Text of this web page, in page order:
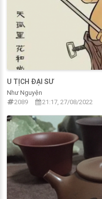
U TỊCH ĐẠI SƯ
Như Nguyện
2089
21:17, 27/08/2022